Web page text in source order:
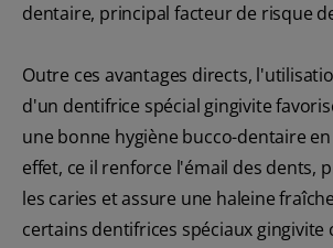
dentaire, principal facteur de risque
Outre ces avantages directs,
d'un dentifrice spécial gingivite
une bonne hygiène bucco-dentaire
effet, ce il renforce l'émail des dents,
les caries et assure une haleine
certains dentifrices spéciaux